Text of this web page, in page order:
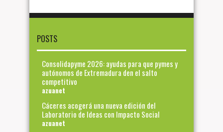
POSTS
Consolidapyme 2026: ayudas para que pymes y
autónomos de Extremadura den el salto
competitivo
azuanet
Cáceres acogerá una nueva edición del
Laboratorio de Ideas con Impacto Social
azuanet